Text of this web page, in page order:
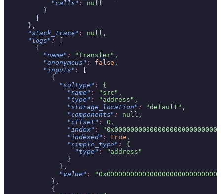
            "calls"
:
null
          }
        ]
      },
      "stack_trace"
:
null,
      "logs"
:
[
        {
          "name"
:
"Transfer",
          "anonymous"
: false ,
          "inputs"
:
[
            {
              "soltype"
:
{
                "name"
:
"src",
                "type"
:
"address",
                "storage_location"
:
"default",
                "components"
:
null,
                "offset"
:
0,
                "index"
:
                "indexed"
: true ,
                "simple_type"
:
{
                  "type"
:
"address"
                }
              }
,
              "value"
:
            },
            {